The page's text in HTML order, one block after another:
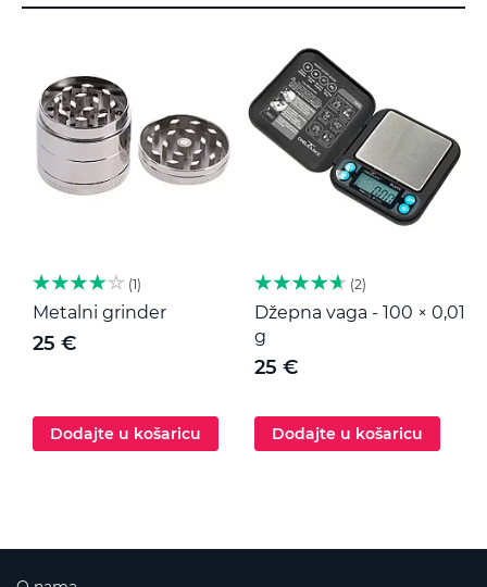
1
Metalni grinder
25 €
Dodajte u košaricu
2
Džepna vaga - 100 × 0,01
g
25 €
Dodajte u košaricu